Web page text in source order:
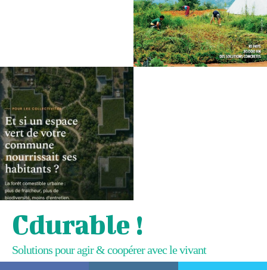
Cdurable !
Solutions pour agir & coopérer avec le vivant